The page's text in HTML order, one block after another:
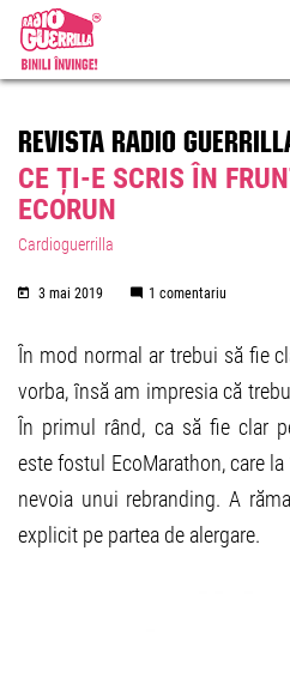
REVISTA RADIO
CE ȚI-E SCRIS ÎN
ECORUN
Cardioguerrilla
3 mai 2019 1 comentariu
În mod normal ar trebui să fie
vorba, însă am impresia că
În primul rând, ca să fie clar
este fostul EcoMarathon, care
nevoia unui rebranding. A
explicit pe partea de alergare.